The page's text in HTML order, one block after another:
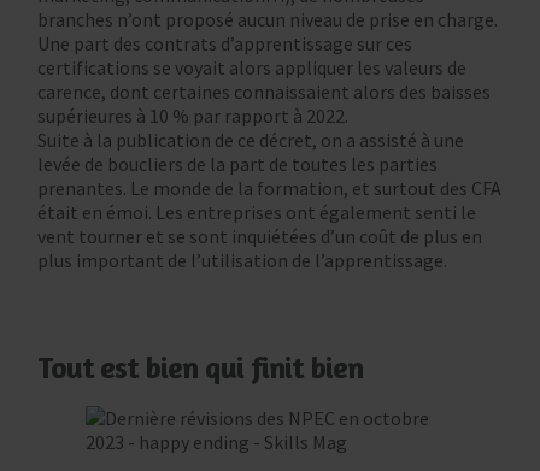
branches n’ont proposé aucun niveau de prise en charge.
Une part des contrats d’apprentissage sur ces
certifications se voyait alors appliquer les valeurs de
carence, dont certaines connaissaient alors des baisses
supérieures à 10 % par rapport à 2022.
Suite à la publication de ce décret, on a assisté à une
levée de boucliers de la part de toutes les parties
prenantes. Le monde de la formation, et surtout des CFA
était en émoi. Les entreprises ont également senti le
vent tourner et se sont inquiétées d’un coût de plus en
plus important de l’utilisation de l’apprentissage.
Tout est bien qui finit bien